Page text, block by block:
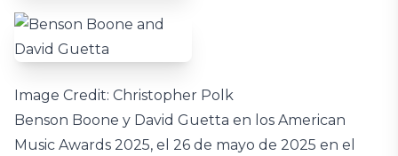
Image Credit: Christopher Polk
Benson Boone y David Guetta en los American
Music Awards 2025, el 26 de mayo de 2025 en el